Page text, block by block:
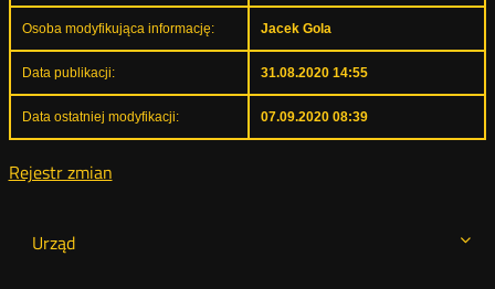
Urząd
Osoba modyfikująca informację: Jacek Gola
Data publikacji: 31.08.2020 14:55
Data ostatniej modyfikacji: 07.09.2020 08:39
Rejestr zmian